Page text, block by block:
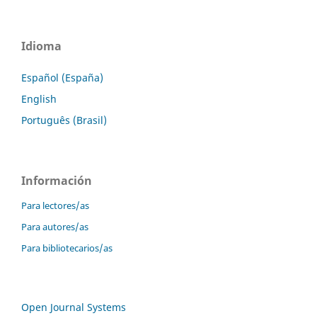
Idioma
Español (España)
English
Português (Brasil)
Información
Para lectores/as
Para autores/as
Para bibliotecarios/as
Open Journal Systems